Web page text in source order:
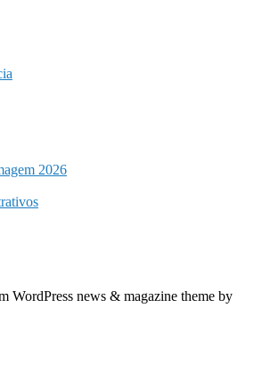
2026
WordPress news & magazine theme by